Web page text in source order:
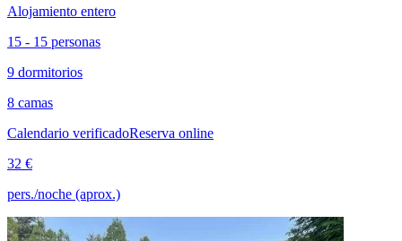
Alojamiento entero
15 - 15 personas
9 dormitorios
8 camas
Calendario verificadoReserva online
32 €
pers./noche (aprox.)